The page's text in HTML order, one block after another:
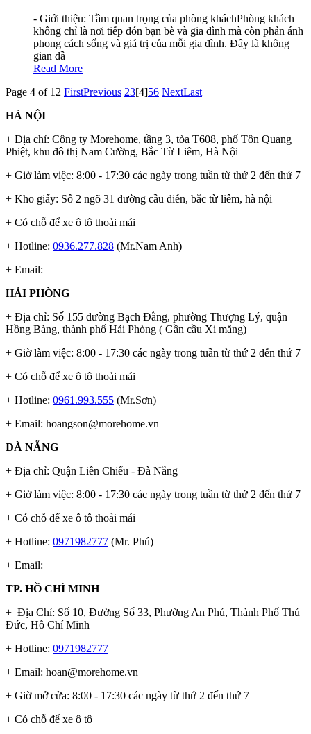
- Giới thiệu: Tầm quan trọng của phòng kháchPhòng khách
không chỉ là nơi tiếp đón bạn bè và gia đình mà còn phản ánh
phong cách sống và giá trị của mỗi gia đình. Đây là không
gian đầ
Read More
Page 4 of 12 FirstPrevious 23[4]56 NextLast
HÀ NỘI
+ Địa chỉ: Công ty Morehome, tầng 3, tòa T608, phố Tôn Quang
Phiệt, khu đô thị Nam Cường, Bắc Từ Liêm, Hà Nội
+ Giờ làm việc: 8:00 - 17:30 các ngày trong tuần từ thứ 2 đến thứ 7
+ Kho giấy: Số 2 ngõ 31 đường cầu diễn, bắc từ liêm, hà nội
+ Có chỗ để xe ô tô thoải mái
+ Hotline: 0936.277.828 (Mr.Nam Anh)
+ Email:
HẢI PHÒNG
+ Địa chỉ: Số 155 đường Bạch Đằng, phường Thượng Lý, quận
Hồng Bàng, thành phố Hải Phòng ( Gần cầu Xi măng)
+ Giờ làm việc: 8:00 - 17:30 các ngày trong tuần từ thứ 2 đến thứ 7
+ Có chỗ để xe ô tô thoải mái
+ Hotline: 0961.993.555 (Mr.Sơn)
+ Email: hoangson@morehome.vn
ĐÀ NẴNG
+ Địa chỉ: Quận Liên Chiểu - Đà Nẵng
+ Giờ làm việc: 8:00 - 17:30 các ngày trong tuần từ thứ 2 đến thứ 7
+ Có chỗ để xe ô tô thoải mái
+ Hotline: 0971982777 (Mr. Phú)
+ Email:
TP. HỒ CHÍ MINH
+ Địa Chỉ: Số 10, Đường Số 33, Phường An Phú, Thành Phố Thủ
Đức, Hồ Chí Minh
+ Hotline: 0971982777
+ Email: hoan@morehome.vn
+ Giờ mở cửa: 8:00 - 17:30 các ngày từ thứ 2 đến thứ 7
+ Có chỗ để xe ô tô